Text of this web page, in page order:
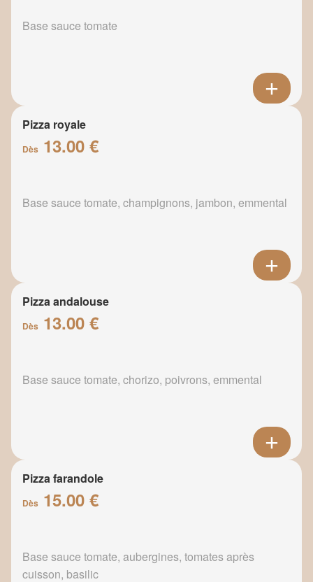
Base sauce tomate
Pizza royale
Dès 13.00 €
Base sauce tomate, champignons, jambon, emmental
Pizza andalouse
Dès 13.00 €
Base sauce tomate, chorizo, poivrons, emmental
Pizza farandole
Dès 15.00 €
Base sauce tomate, aubergines, tomates après
cuisson, basilic